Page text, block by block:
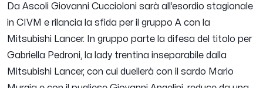
Da Ascoli Giovanni Cuccioloni sarà all’esordio stagionale
in CIVM e rilancia la sfida per il gruppo A con la
Mitsubishi Lancer. In gruppo parte la difesa del titolo per
Gabriella Pedroni, la lady trentina inseparabile dalla
Mitsubishi Lancer, con cui duellerà con il sardo Mario